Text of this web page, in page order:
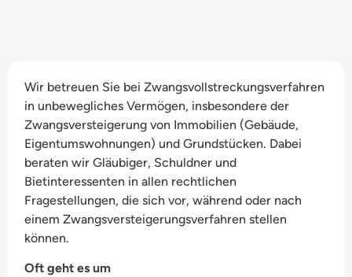
Wir betreuen Sie bei Zwangsvollstreckungsverfahren
in unbewegliches Vermögen, insbesondere der
Zwangsversteigerung von Immobilien (Gebäude,
Eigentumswohnungen) und Grundstücken. Dabei
beraten wir Gläubiger, Schuldner und
Bietinteressenten in allen rechtlichen
Fragestellungen, die sich vor, während oder nach
einem Zwangsversteigerungsverfahren stellen
können.
Oft geht es um